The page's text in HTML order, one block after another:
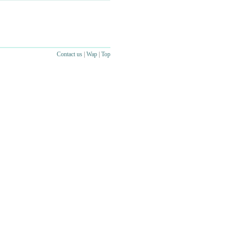
Contact us | Wap | Top